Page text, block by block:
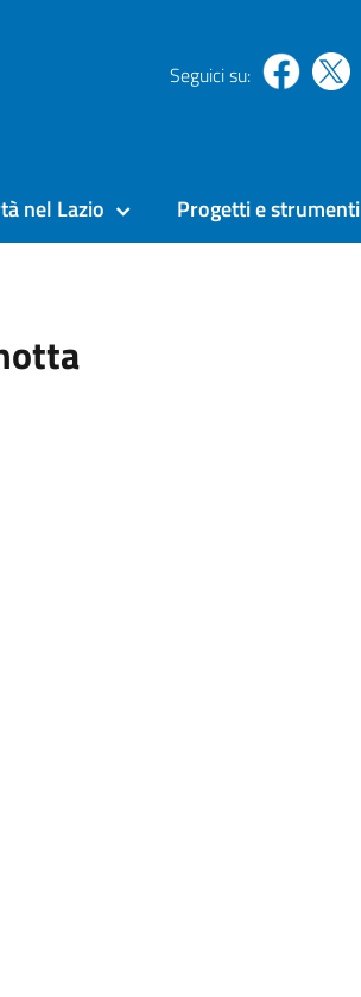
Seguici su:
nel Lazio Progetti e strumenti